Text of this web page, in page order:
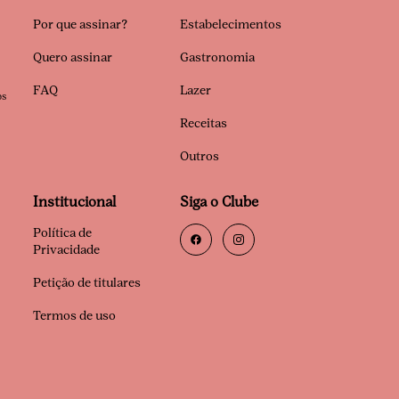
Por que assinar?
Quero assinar
FAQ
Estabelecimentos
Gastronomia
Lazer
Receitas
Outros
Institucional
Política de
Privacidade
Petição de titulares
Termos de uso
Siga o Clube